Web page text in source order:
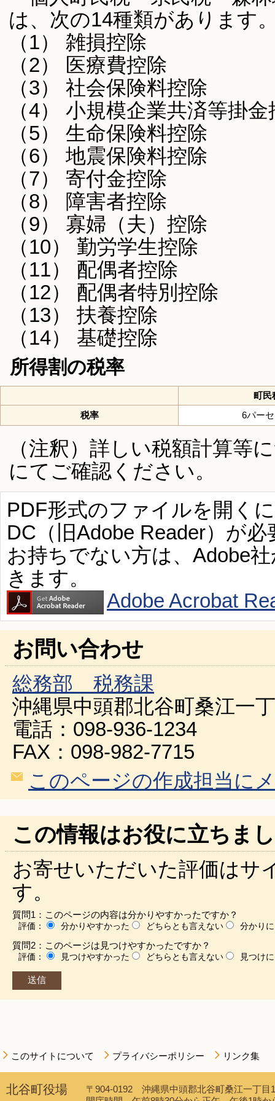
は、次の14種類があります
（1） 雑損控除
（2） 医療費控除
（3） 社会保険料控除
（4） 小規模企業共済等掛金
（5） 生命保険料控除
（6） 地震保険料控除
（7） 寄付金控除
（8） 障害者控除
（9） 寡婦（夫）控除
（10） 勤労学生控除
（11） 配偶者控除
（12） 配偶者特別控除
（13） 扶養控除
（14） 基礎控除
所得割の税率
町民
税率
6パー
（注釈）詳しい税額計算等
にてご確認ください。
PDF形式のファイルを開く
DC（旧Adobe Reader）が必
お持ちでない方は、Adobe
きます。
Adobe Acrobat
お問い合わせ
総務部 税務課
沖縄県中頭郡北谷町桑江一
電話：098-936-1234
FAX：098-982-7715
このページの作成担当に
この情報はお役に立ちま
お寄せいただいた評価はサ
す。
質問1：このページの内容は分かりやすかったですか？
評価： 分かりやすかった どちらとも言えない 分かり
質問2：このページは見つけやすかったですか？
評価： 見つけやすかった どちらとも言えない 見つけ
このサイトについて プライバシーポリシー リンク集
北谷町役場
〒904-0192 沖縄県中頭郡北谷町桑江一丁